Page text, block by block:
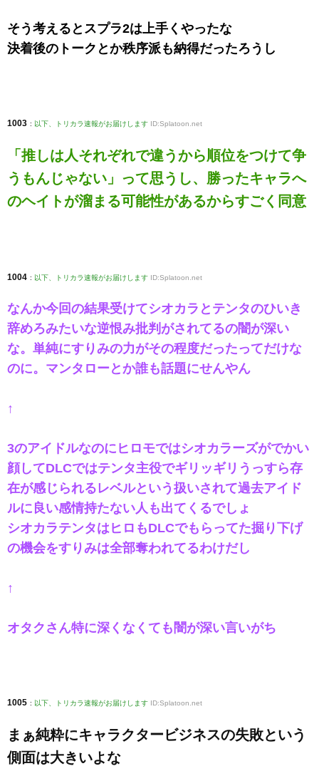
そう考えるとスプラ2は上手くやったな
決着後のトークとか秩序派も納得だったろうし
1003 : 以下、トリカラ速報がお届けします ID:Splatoon.net
「推しは人それぞれで違うから順位をつけて争
うもんじゃない」って思うし、勝ったキャラへ
のヘイトが溜まる可能性があるからすごく同意
1004 : 以下、トリカラ速報がお届けします ID:Splatoon.net
なんか今回の結果受けてシオカラとテンタのひいき
辞めろみたいな逆恨み批判がされてるの闇が深い
な。単純にすりみの力がその程度だったってだけな
のに。マンタローとか誰も話題にせんやん
↑
3のアイドルなのにヒロモではシオカラーズがでかい
顔してDLCではテンタ主役でギリッギリうっすら存
在が感じられるレベルという扱いされて過去アイド
ルに良い感情持たない人も出てくるでしょ
シオカラテンタはヒロもDLCでもらってた掘り下げ
の機会をすりみは全部奪われてるわけだし
↑
オタクさん特に深くなくても闇が深い言いがち
1005 : 以下、トリカラ速報がお届けします ID:Splatoon.net
まぁ純粋にキャラクタービジネスの失敗という
側面は大きいよな